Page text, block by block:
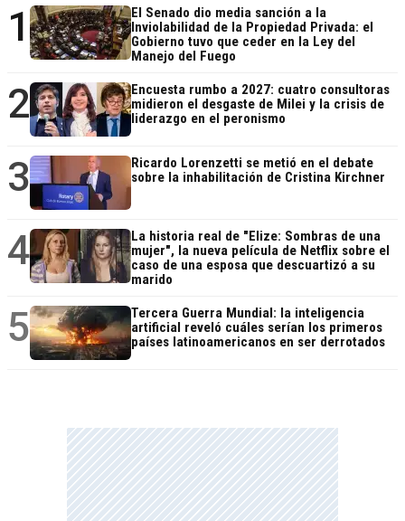
1
El Senado dio media sanción a la
Inviolabilidad de la Propiedad Privada: el
Gobierno tuvo que ceder en la Ley del
Manejo del Fuego
2
Encuesta rumbo a 2027: cuatro consultoras
midieron el desgaste de Milei y la crisis de
liderazgo en el peronismo
3
Ricardo Lorenzetti se metió en el debate
sobre la inhabilitación de Cristina Kirchner
4
La historia real de "Elize: Sombras de una
mujer", la nueva película de Netflix sobre el
caso de una esposa que descuartizó a su
marido
5
Tercera Guerra Mundial: la inteligencia
artificial reveló cuáles serían los primeros
países latinoamericanos en ser derrotados